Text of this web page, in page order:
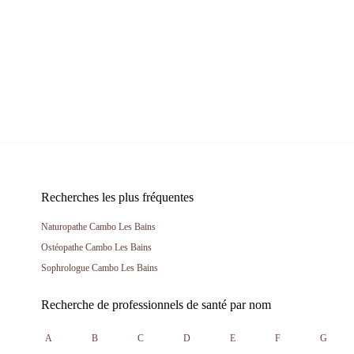
Recherches les plus fréquentes
Naturopathe Cambo Les Bains
Ostéopathe Cambo Les Bains
Sophrologue Cambo Les Bains
Recherche de professionnels de santé par nom
A B C D E F G